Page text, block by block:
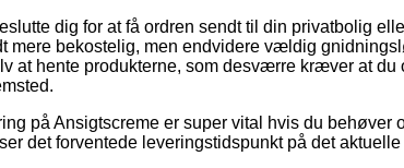
dig for at få ordren sendt til din privatbolig
mere bekostelig, men endvidere vældig
at hente produkterne, som desværre kræver at du
på Ansigtscreme er super vital hvis du behøver
det forventede leveringstidspunkt på det aktuelle